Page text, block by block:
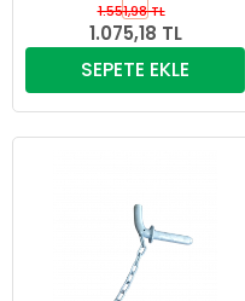
1.075,18 TL
1.551,98 TL
SEPETE EKLE